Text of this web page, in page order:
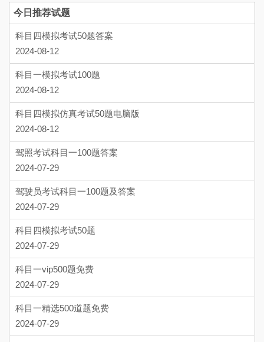
A、加速从前方绕过
B、加速从身后绕行
C、减速或停车让行
6、 判断
驾驶机动车驶离高速公路时，在进入减速车道前，
正确
错误
7、 判断 驾驶机动车不得超越正在超车的车辆。
正确
今日推荐试题
科目四模拟考试50题答案
2024-08-12
科目一模拟考试100题
2024-08-12
科目四模拟仿真考试50题电脑版
2024-08-12
驾照考试科目一100题答案
2024-07-29
驾驶员考试科目一100题及答案
2024-07-29
科目四模拟考试50题
2024-07-29
科目一vip500题免费
2024-07-29
科目一精选500道题免费
2024-07-29